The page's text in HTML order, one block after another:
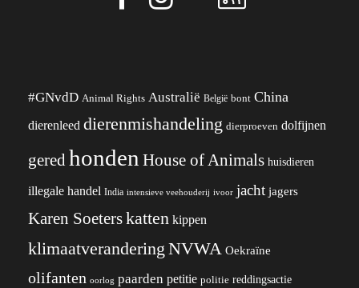
#GNvdD Animal Rights Australië België bont China
dierenleed dierenmishandeling dierproeven dolfijnen
geredhonden House of Animals huisdieren
illegale handel India intensieve veehouderij ivoor jacht jagers
Karen Soeterskatten kippen
klimaatverandering NVWA Oekraïne
olifanten oorlog paarden petitie politie reddingsactie